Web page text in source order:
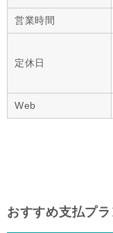
営業時間
定休日
Web
おすすめ支払プラ